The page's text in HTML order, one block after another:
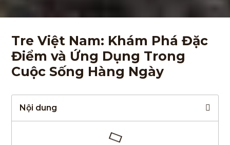
Tre Việt Nam: Khám Phá Đặc
Điểm và Ứng Dụng Trong
Cuộc Sống Hàng Ngày
Nội dung